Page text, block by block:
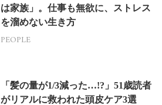
は家族」。仕事も無欲に、ストレス
を溜めない生き方
PEOPLE
「髪の量が1/3減った…!?」51歳読者
がリアルに救われた頭皮ケア3選